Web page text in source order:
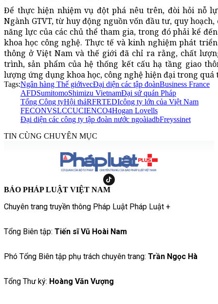
Để thực hiện nhiệm vụ đột phá nêu trên, đòi hỏi nỗ
Ngành GTVT, từ huy động nguồn vốn đầu tư, quy
năng lực của các chủ thể tham gia, trong đó phải kể
khoa học công nghệ. Thực tế và kinh nghiệm phát
thông ở Việt Nam và thế giới đã chỉ ra rằng, chất
trình, sản phẩm của hệ thống kết cấu hạ tầng giao
lượng ứng dụng khoa học, công nghệ hiện đại trong
Tags:Ngân hàng Thế giớivecĐại diện các tập đoànBusiness France
AFDSumitomoShimizu VietnamĐại sứ quán Pháp
Tổng Công tyHội thảRFRTEDIcông ty lớn của Việt Nam
FECONVSLCCUCIENCO4Hogan Lovells
Đại diện các công ty tập đoàn nước ngoàiadbFreyssinet
TIN CÙNG CHUYÊN MỤC
BÁO PHÁP LUẬT VIỆT NAM
Chuyên trang truyền thông Pháp Luật Pháp Luật +
Tổng Biên tập: Tiến sĩ Vũ Hoài Nam
Phó Tổng Biên tập phụ trách chuyên trang: Trần Ngọc Hà
Tổng Thư ký: Hoàng Văn Vượng